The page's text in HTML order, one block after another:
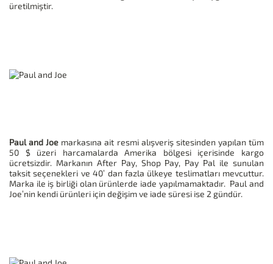
üretilmiştir.
Paul and Joe markasına ait resmi alışveriş sitesinden yapılan tüm
50 $ üzeri harcamalarda Amerika bölgesi içerisinde kargo
ücretsizdir. Markanın After Pay, Shop Pay, Pay Pal ile sunulan
taksit seçenekleri ve 40’ dan fazla ülkeye teslimatları mevcuttur.
Marka ile iş birliği olan ürünlerde iade yapılmamaktadır. Paul and
Joe’nin kendi ürünleri için değişim ve iade süresi ise 2 gündür.